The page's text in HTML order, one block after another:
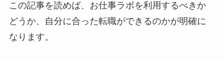
この記事を読めば、お仕事ラボを利用するべきか
どうか、自分に合った転職ができるのかが明確に
なります。